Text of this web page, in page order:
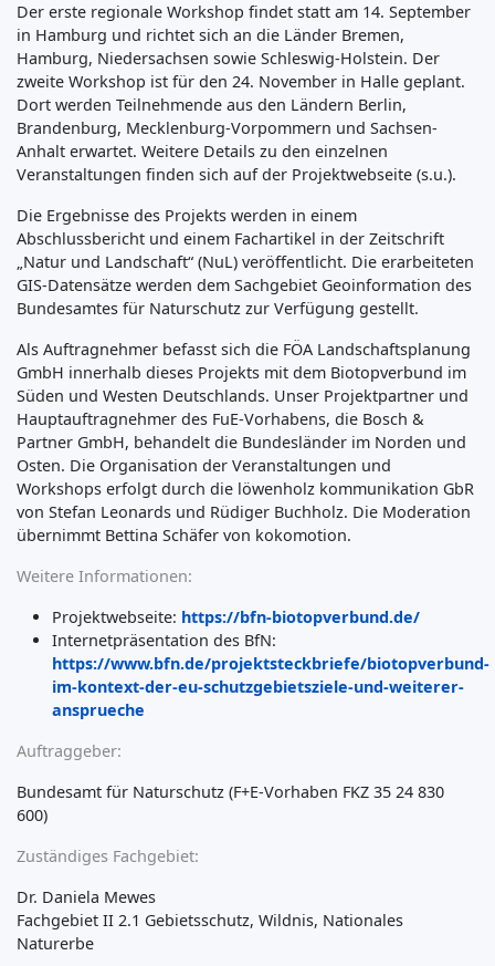
Der erste regionale Workshop findet statt am 14. September
in Hamburg und richtet sich an die Länder Bremen,
Hamburg, Niedersachsen sowie Schleswig-Holstein. Der
zweite Workshop ist für den 24. November in Halle geplant.
Dort werden Teilnehmende aus den Ländern Berlin,
Brandenburg, Mecklenburg-Vorpommern und Sachsen-
Anhalt erwartet. Weitere Details zu den einzelnen
Veranstaltungen finden sich auf der Projektwebseite (s.u.).
Die Ergebnisse des Projekts werden in einem
Abschlussbericht und einem Fachartikel in der Zeitschrift
„Natur und Landschaft“ (NuL) veröffentlicht. Die erarbeiteten
GIS-Datensätze werden dem Sachgebiet Geoinformation des
Bundesamtes für Naturschutz zur Verfügung gestellt.
Als Auftragnehmer befasst sich die FÖA Landschaftsplanung
GmbH innerhalb dieses Projekts mit dem Biotopverbund im
Süden und Westen Deutschlands. Unser Projektpartner und
Hauptauftragnehmer des FuE-Vorhabens, die Bosch &
Partner GmbH, behandelt die Bundesländer im Norden und
Osten. Die Organisation der Veranstaltungen und
Workshops erfolgt durch die löwenholz kommunikation GbR
von Stefan Leonards und Rüdiger Buchholz. Die Moderation
übernimmt Bettina Schäfer von kokomotion.
Weitere Informationen:
Projektwebseite: https://bfn-biotopverbund.de/
Internetpräsentation des BfN:
https://www.bfn.de/projektsteckbriefe/biotopverbund-
im-kontext-der-eu-schutzgebietsziele-und-weiterer-
ansprueche
Auftraggeber:
Bundesamt für Naturschutz (F+E-Vorhaben FKZ 35 24 830
600)
Zuständiges Fachgebiet:
Dr. Daniela Mewes
Fachgebiet II 2.1 Gebietsschutz, Wildnis, Nationales
Naturerbe